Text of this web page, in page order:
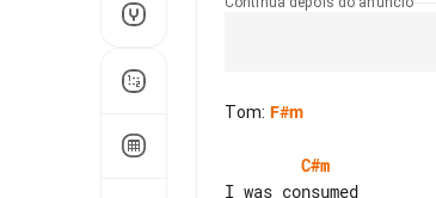
Tom: F#m
C#m